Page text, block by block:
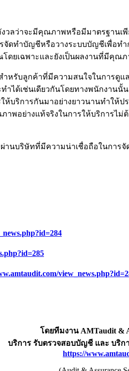
ลว่าจะมีคุณภาพหรือมีมาตรฐานเ
ดทำบัญชีหรือวางระบบบัญชีเพื่อท
ดยเฉพาะและยังเป็นผลงานที่มีคุณ
ำหรับลูกค้าที่มีความสนใจในการดู
ได้เช่นเดียวกันโดยทางพนักงา
บริการกันมาอย่างยาวนานทำให้
อย่างแท้จริงในการให้บริการไ
นบริษัทที่มีความน่าเชื่อถือในการ
284
285
view_news.php?id=
โดยทีมงาน AMTaudit &
บริการ รับตรวจสอบบัญชี และ บริก
https://